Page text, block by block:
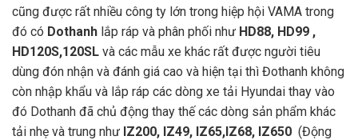
cũng được rất nhiều công ty lớn trong hiệp hội VAMA trong
đó có Dothanh lắp ráp và phân phối như HD88, HD99 ,
HD120S,120SL và các mẫu xe khác rất được người tiêu
dùng đón nhận và đánh giá cao và hiện tại thì Đothanh không
còn nhập khẩu và lắp ráp các dòng xe tải Hyundai thay vào
đó Dothanh đã chủ động thay thế các dòng sản phẩm khác
tải nhẹ và trung như IZ200, IZ49, IZ65,IZ68, IZ650 (Động